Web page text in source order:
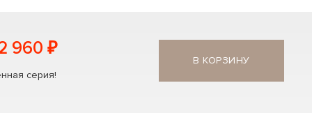
960 ₽
серия!
В КОРЗИНУ